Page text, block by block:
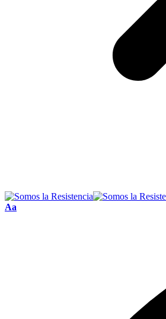
Font
Aa